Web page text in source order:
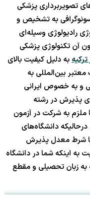
تصویربرداری پزشکی
به تشخیص و
رادیولوژی وسیله‌ای
آن تکنولوژی پزشکی
به دلیل کیفیت بالای
بین‌المللی به
و به خصوص ایرانی
پذیرش در رشته
ملزم به شرکت در آزمون
دانشگاه‌های
شرط معدل پذیرش
به اینکه شما در دانشگاه
زبان تحصیلی و مقطع